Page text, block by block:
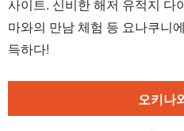
사이트. 신비한 해저 유적지 다
마와의 만남 체험 등 요나쿠니
득하다!
오키나